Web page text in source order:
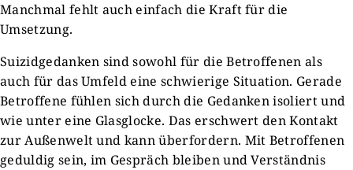
Manchmal fehlt auch einfach die Kraft für die
Umsetzung.
Suizidgedanken sind sowohl für die Betroffenen als
auch für das Umfeld eine schwierige Situation. Gerade
Betroffene fühlen sich durch die Gedanken isoliert und
wie unter eine Glasglocke. Das erschwert den Kontakt
zur Außenwelt und kann überfordern. Mit Betroffenen
geduldig sein, im Gespräch bleiben und Verständnis